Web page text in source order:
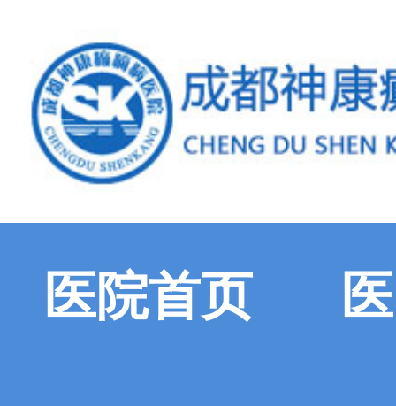
医院首页